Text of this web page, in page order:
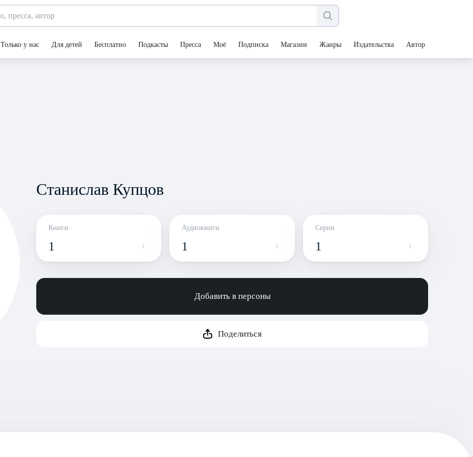
Только у нас Для детей Бесплатно Подкасты Пресса Моё Подписка Магазин Жанры Издательства Авторы
Станислав Купцов
Книги
1
Аудиокниги
1
Серии
1
Добавить в персоны
Поделиться